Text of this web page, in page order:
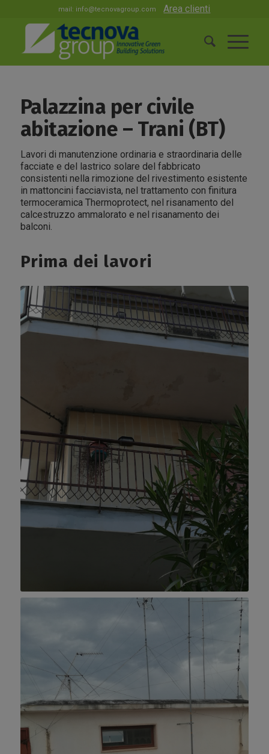
mail: info@tecnovagroup.com Area clienti
Palazzina per civile
abitazione – Trani (BT)
Lavori di manutenzione ordinaria e straordinaria delle
facciate e del lastrico solare del fabbricato
consistenti nella rimozione del rivestimento esistente
in mattoncini facciavista, nel trattamento con finitura
termoceramica Thermoprotect, nel risanamento del
calcestruzzo ammalorato e nel risanamento dei
balconi.
Prima dei lavori